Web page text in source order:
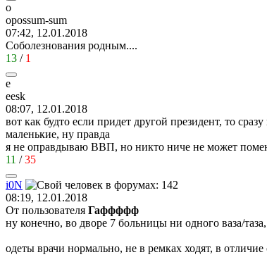
o
opossum-sum
07:42, 12.01.2018
Соболезнования родным....
13 / 1
e
eesk
08:07, 12.01.2018
вот как будто если придет другой президент, то
маленькие, ну правда
я не оправдываю ВВП, но никто ниче не может
11 /35
i0N
08:19, 12.01.2018
От пользователя Гаффффф
ну конечно, во дворе 7 больницы ни одного ваза/
одеты врачи нормально, не в ремках ходят, в